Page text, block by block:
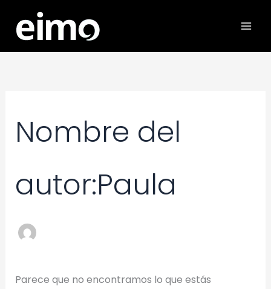
contenido
Nombre del
autor:Paula
Parece que no encontramos lo que estás
Buscar
por: